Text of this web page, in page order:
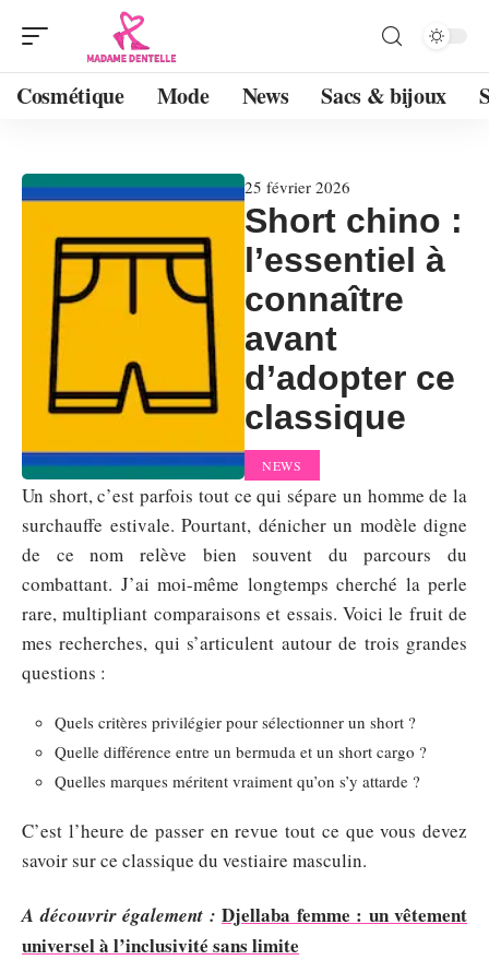
Cosmétique Mode News Sacs & bijoux
25 février 2026
Short chino :
l’essentiel à
connaître
avant
d’adopter ce
classique
NEWS
Un short, c’est parfois tout ce qui sépare un homme de la
surchauffe estivale. Pourtant, dénicher un modèle digne
de ce nom relève bien souvent du parcours du
combattant. J’ai moi-même longtemps cherché la perle
rare, multipliant comparaisons et essais. Voici le fruit de
mes recherches, qui s’articulent autour de trois grandes
questions :
Quels critères privilégier pour sélectionner un short ?
Quelle différence entre un bermuda et un short cargo ?
Quelles marques méritent vraiment qu’on s’y attarde ?
C’est l’heure de passer en revue tout ce que vous devez
savoir sur ce classique du vestiaire masculin.
A découvrir également : Djellaba femme : un vêtement
universel à l’inclusivité sans limite